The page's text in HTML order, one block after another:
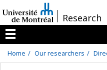
au
contenu
/Research
Menu
Home Our researchers